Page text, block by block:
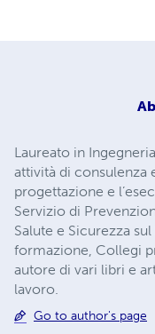
Laureato in
attività di consulenza
progettazione e
Servizio di
Salute e Sicurezza
formazione, Collegi
autore di vari libri e
lavoro.
Go to author's page